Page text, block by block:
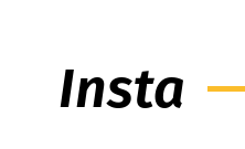
Insta